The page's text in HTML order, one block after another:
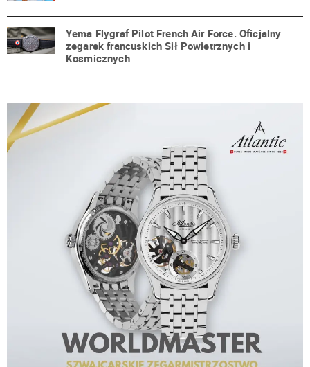
Yema Flygraf Pilot French Air Force. Oficjalny
zegarek francuskich Sił Powietrznych i
Kosmicznych